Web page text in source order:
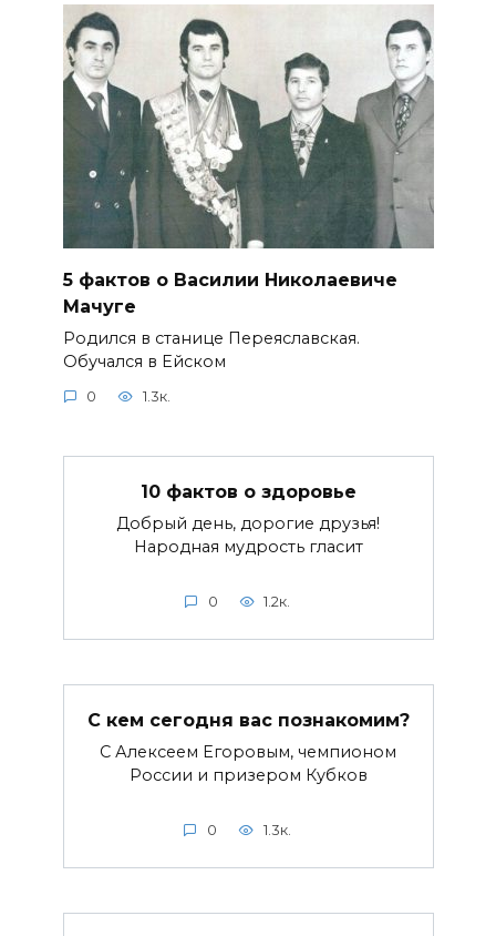
5 фактов о Василии Николаевиче
Мачуге
Родился в станице Переяславская.
Обучался в Ейском
0 1.3к.
10 фактов о здоровье
Добрый день, дорогие друзья!
Народная мудрость гласит
0 1.2к.
С кем сегодня вас познакомим?
С Алексеем Егоровым, чемпионом
России и призером Кубков
0 1.3к.